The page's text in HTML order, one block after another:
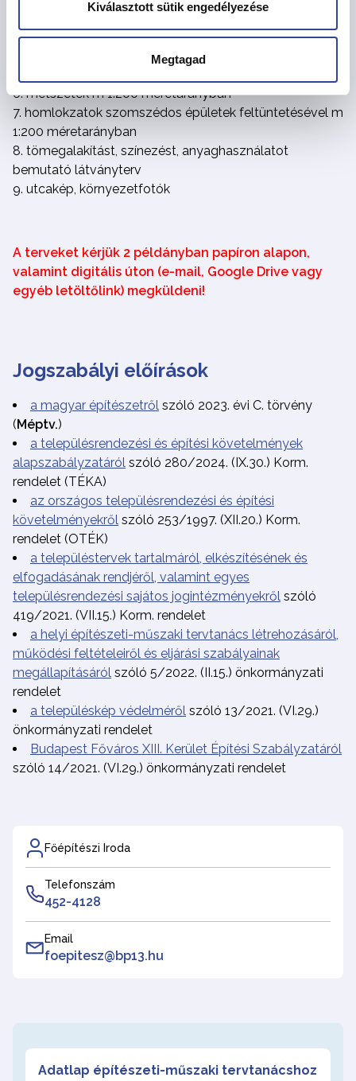
Kiválasztott sütik engedélyezése
Megtagad
– bemutató, kótázott helyszínrajz a szomszédos
építmények és terepviszonyok feltüntetésével m 1:1000
metszetek m 1:200 méretarányban
homlokzatok szomszédos épületek feltüntetésével m
1:200 méretarányban
tömegalakítást, színezést, anyaghasználatot
bemutató látványterv
utcakép, környezetfotók
A terveket kérjük 2 példányban papíron alapon,
valamint digitális úton (e-mail, Google Drive vagy
egyéb letöltőlink) megküldeni!
Jogszabályi előírások
a magyar építészetről szóló 2023. évi C. törvény
(Méptv.)
a településrendezési és építési követelmények
alapszabályzatáról szóló 280/2024. (IX.30.) Korm.
rendelet (TÉKA)
az országos településrendezési és építési
követelményekről szóló 253/1997. (XII.20.) Korm.
rendelet (OTÉK)
a településtervek tartalmáról, elkészítésének és
elfogadásának rendjéről, valamint egyes
településrendezési sajátos jogintézményekről szóló
419/2021. (VII.15.) Korm. rendelet
a helyi építészeti-műszaki tervtanács létrehozásáról,
működési feltételeiről és eljárási szabályainak
megállapításáról szóló 5/2022. (II.15.) önkormányzati
rendelet
a településkép védelméről szóló 13/2021. (VI.29.)
önkormányzati rendelet
Budapest Főváros XIII. Kerület Építési Szabályzatáról
szóló 14/2021. (VI.29.) önkormányzati rendelet
Főépítészi Iroda
Telefonszám
452-4128
Email
foepitesz@bp13.hu
Adatlap építészeti-műszaki tervtanácshoz